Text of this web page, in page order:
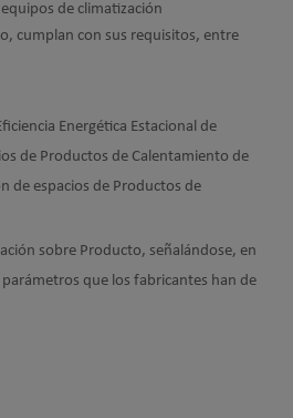
de climatización
cumplan con sus requisitos, entre
Energética Estacional de
de Productos de Calentamiento de
de espacios de Productos de
sobre Producto, señalándose, en
que los fabricantes han de